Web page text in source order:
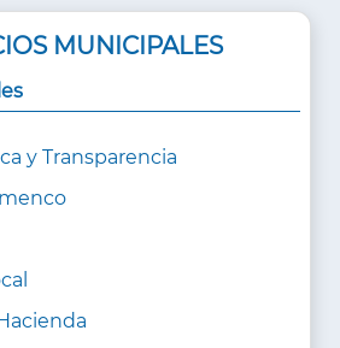
MUNICIPALES
y Transparencia